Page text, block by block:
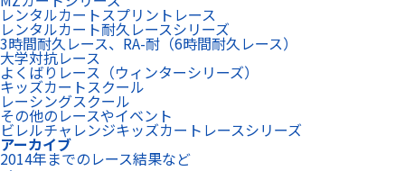
レンタルカートスプリントレース
レンタルカート耐久レースシリーズ
3時間耐久レース、RA-耐（6時間耐久レース）
大学対抗レース
よくばりレース（ウィンターシリーズ）
キッズカートスクール
レーシングスクール
その他のレースやイベント
ビレルチャレンジキッズカートレースシリーズ
アーカイブ
2014年までのレース結果など